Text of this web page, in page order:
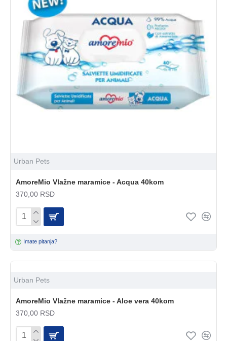
Urban Pets
AmoreMio Vlažne maramice - Acqua 40kom
370,00 RSD
Imate pitanja?
Urban Pets
AmoreMio Vlažne maramice - Aloe vera 40kom
370,00 RSD